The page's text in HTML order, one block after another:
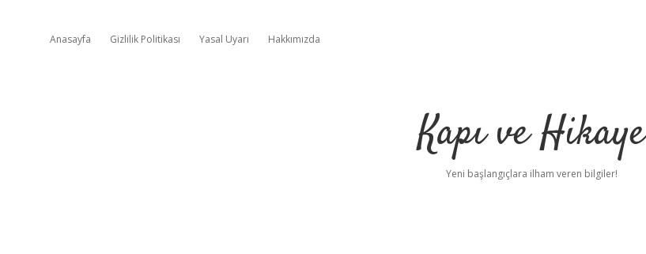
Anasayfa Gizlilik Politikası Yasal Uyarı Hakkımızda
Kapı ve Hikaye
Yeni başlangıçlara ilham veren bilgiler!